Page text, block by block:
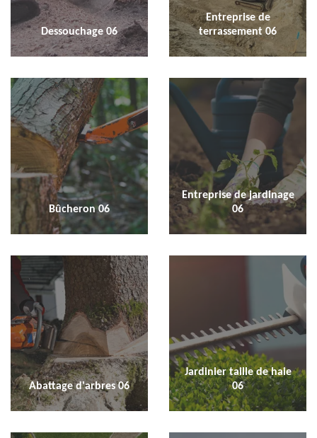
Dessouchage 06
Entreprise de
terrassement 06
Bûcheron 06
Entreprise de jardinage
06
Abattage d'arbres 06
Jardinier taille de haie
06